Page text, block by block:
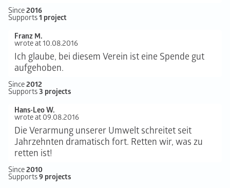
Since2016
Supports1 project
Franz M.
wrote at 10.08.2016
Ich glaube, bei diesem Verein ist eine Spende gut
aufgehoben.
Since2012
Supports3 projects
Hans-Leo W.
wrote at 09.08.2016
Die Verarmung unserer Umwelt schreitet seit
Jahrzehnten dramatisch fort. Retten wir, was zu
retten ist!
Since2010
Supports9 projects